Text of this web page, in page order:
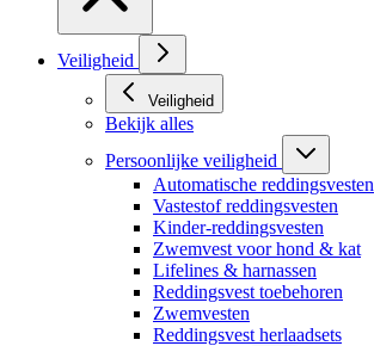
Veiligheid
Veiligheid
Bekijk alles
Persoonlijke veiligheid
Automatische reddingsvesten
Vastestof reddingsvesten
Kinder-reddingsvesten
Zwemvest voor hond & kat
Lifelines & harnassen
Reddingsvest toebehoren
Zwemvesten
Reddingsvest herlaadsets